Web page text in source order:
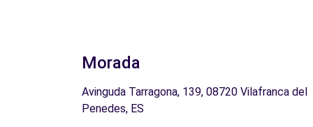
Morada
Avinguda Tarragona, 139, 08720 Vilafranca del
Penedes, ES